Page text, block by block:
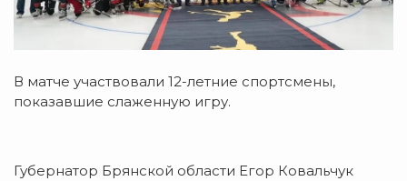
В матче участвовали 12-летние спортсмены,
показавшие слаженную игру.
Губернатор Брянской области Егор Ковальчук